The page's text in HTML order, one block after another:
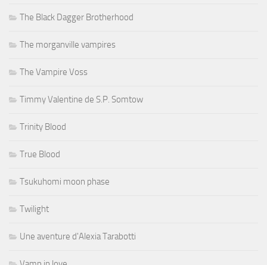
The Black Dagger Brotherhood
The morganville vampires
The Vampire Voss
Timmy Valentine de S.P. Somtow
Trinity Blood
True Blood
Tsukuhomi moon phase
Twilight
Une aventure d'Alexia Tarabotti